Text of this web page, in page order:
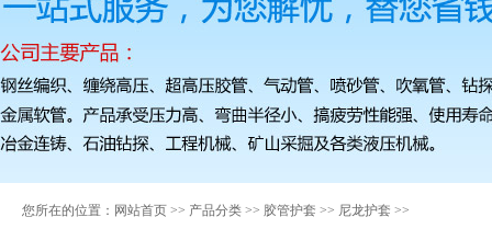
您所在的位置： 网站首页 >> 产品分类 >> 胶管护套 >> 尼龙护套 >>